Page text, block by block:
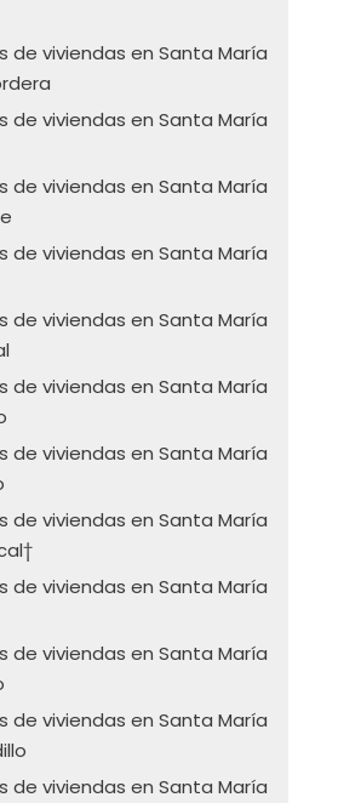
de viviendas en Santa María
de viviendas en Santa María
de viviendas en Santa María
de viviendas en Santa María
de viviendas en Santa María
de viviendas en Santa María
de viviendas en Santa María
de viviendas en Santa María
de viviendas en Santa María
de viviendas en Santa María
de viviendas en Santa María
de viviendas en Santa María